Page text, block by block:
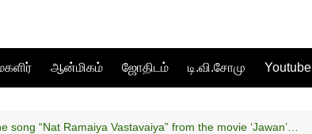
ஆன்மிகம் ஜோதிடம் டி.வி.சோமு Youtube
“Nat Ramaiya Vastavaiya” from the movie ‘Jawan’…